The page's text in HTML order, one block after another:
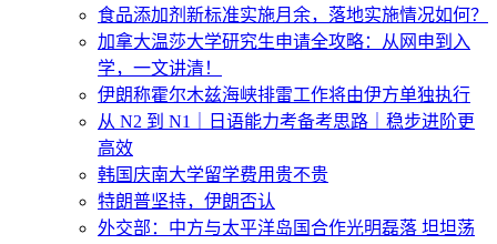
食品添加剂新标准实施月余，落地实施情况如何？
加拿大温莎大学研究生申请全攻略：从网申到入
学，一文讲清！
伊朗称霍尔木兹海峡排雷工作将由伊方单独执行
从 N2 到 N1｜日语能力考备考思路｜稳步进阶更
高效
韩国庆南大学留学费用贵不贵
特朗普坚持，伊朗否认
外交部：中方与太平洋岛国合作光明磊落 坦坦荡